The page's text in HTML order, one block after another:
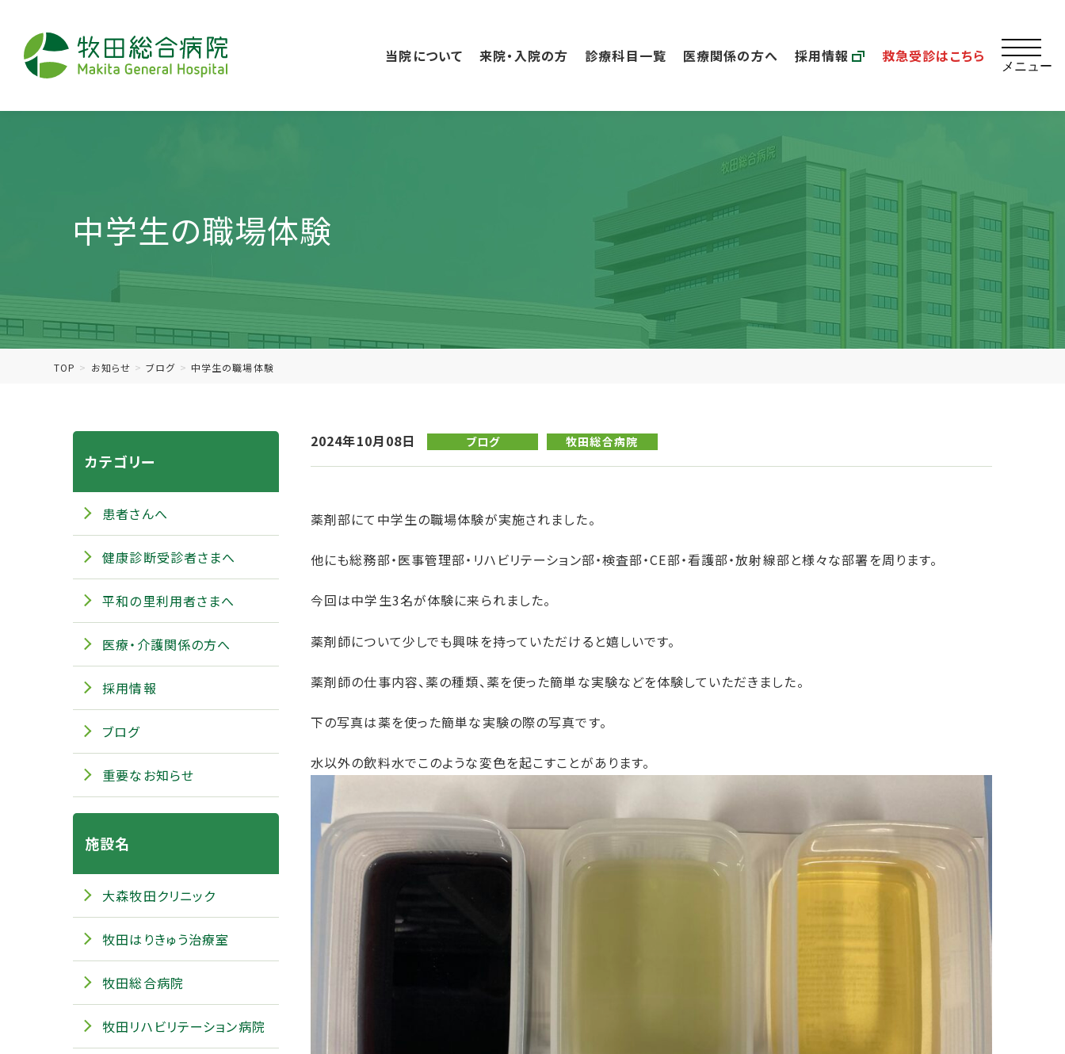
ペ
ー
当院について 来院・入院の方 診療科目一覧 医療関係の方へ 採用情報 救急受診はこちら
メニュー
中学生の職場体験
TOP お知らせ ブログ 中学生の職場体験
2024年10月08日 ブログ 牧田総合病院
薬剤部にて中学生の職場体験が実施されました。
他にも総務部・医事管理部・リハビリテーション部・検査部・CE部・看護部・放射線部と様々な部署を周ります。
今回は中学生3名が体験に来られました。
薬剤師について少しでも興味を持っていただけると嬉しいです。
薬剤師の仕事内容、薬の種類、薬を使った簡単な実験などを体験していただきました。
下の写真は薬を使った簡単な実験の際の写真です。
水以外の飲料水でこのような変色を起こすことがあります。
カテゴリー
患者さんへ
健康診断受診者さまへ
平和の里利用者さまへ
医療・介護関係の方へ
採用情報
ブログ
重要なお知らせ
施設名
大森牧田クリニック
牧田はりきゅう治療室
牧田総合病院
牧田リハビリテーション病院